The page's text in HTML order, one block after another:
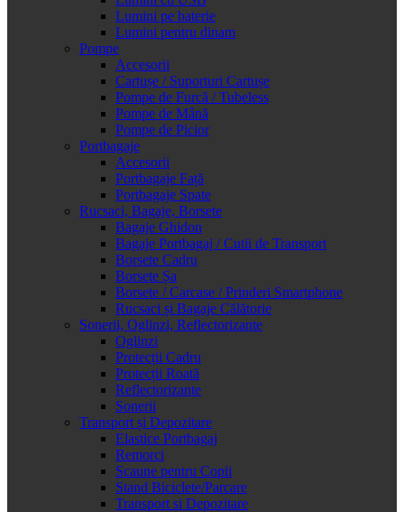
Lumini pe baterie
Lumini pentru dinam
Pompe
Accesorii
Cartușe / Suporturi Cartușe
Pompe de Furcă / Tubeless
Pompe de Mână
Pompe de Picior
Portbagaje
Accesorii
Portbagaje Față
Portbagaje Spate
Rucsaci, Bagaje, Borsete
Bagaje Ghidon
Bagaje Portbagaj / Cutii de Transport
Borsete Cadru
Borsete Șa
Borsete / Carcase / Prinderi Smartphone
Rucsaci și Bagaje Călătorie
Sonerii, Oglinzi, Reflectorizante
Oglinzi
Protecții Cadru
Protecții Roată
Reflectorizante
Sonerii
Transport și Depozitare
Elastice Portbagaj
Remorci
Scaune pentru Copii
Stand Biciclete/Parcare
Transport si Depozitare